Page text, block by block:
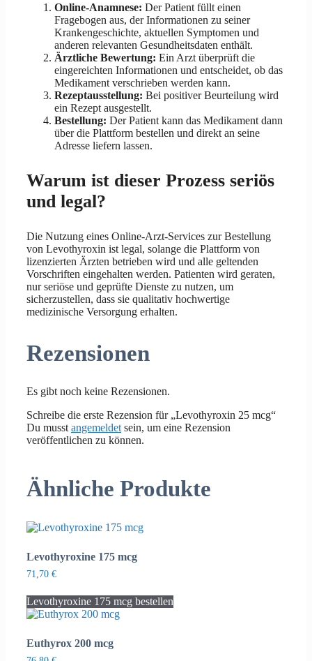
Online-Anamnese: Der Patient füllt einen
Fragebogen aus, der Informationen zu seiner
Krankengeschichte, aktuellen Symptomen und
anderen relevanten Gesundheitsdaten enthält.
Ärztliche Bewertung: Ein Arzt überprüft die
eingereichten Informationen und entscheidet, ob das
Medikament verschrieben werden kann.
Rezeptausstellung: Bei positiver Beurteilung wird
ein Rezept ausgestellt.
Bestellung: Der Patient kann das Medikament dann
über die Plattform bestellen und direkt an seine
Adresse liefern lassen.
Warum ist dieser Prozess seriös
und legal?
Die Nutzung eines Online-Arzt-Services zur Bestellung
von Levothyroxin ist legal, solange die Plattform von
lizenzierten Ärzten betrieben wird und alle geltenden
Vorschriften eingehalten werden. Patienten wird geraten,
nur seriöse und geprüfte Dienste zu nutzen, um
sicherzustellen, dass sie qualitativ hochwertige
medizinische Versorgung erhalten.
Rezensionen
Es gibt noch keine Rezensionen.
Schreibe die erste Rezension für „Levothyroxin 25 mcg“
Du musst angemeldet sein, um eine Rezension
veröffentlichen zu können.
Ähnliche Produkte
Levothyroxine 175 mcg
71,70 €
Levothyroxine 175 mcg bestellen
Euthyrox 200 mcg